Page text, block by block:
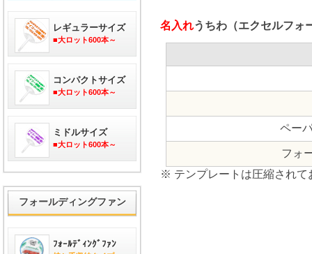
名入れうちわ（エクセルフォ
ペー
フォ
※ テンプレートは圧縮されて
レギュラーサイズ
■大ロット600本～
コンパクトサイズ
■大ロット600本～
ミドルサイズ
■大ロット600本～
フォールディングファン
ﾌｫｰﾙﾃﾞｨﾝｸﾞﾌｧﾝ